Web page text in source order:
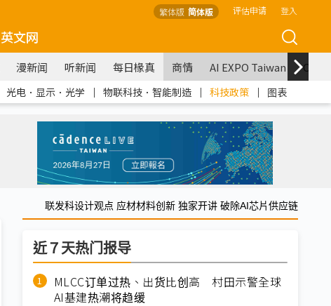
繁体版 简体版 评估申请 登入
英文网
漫新闻 听新闻 每日椽真 商情 AI EXPO Taiwan
光电．显示．光学 ｜ 物联科技．智能制造 ｜ 科技政策 ｜ 图表
联发科设计观点 应材材料创新 独家开讲 破除AI芯片供应链
近７天热门报导
MLCC订单过热、出货比创高 村田示警全球
AI基建热潮将趋缓